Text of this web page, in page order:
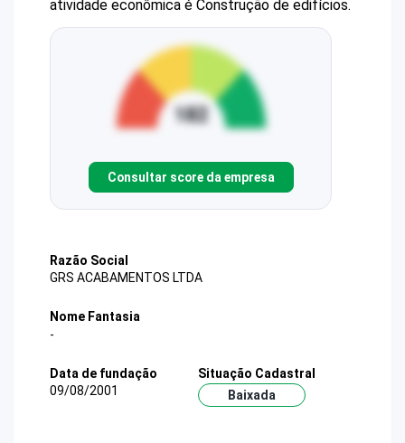
atividade econômica é Construção de edifícios.
Consultar score da empresa
Razão Social
GRS ACABAMENTOS LTDA
Nome Fantasia
-
Data de fundação
09/08/2001
Situação Cadastral
Baixada